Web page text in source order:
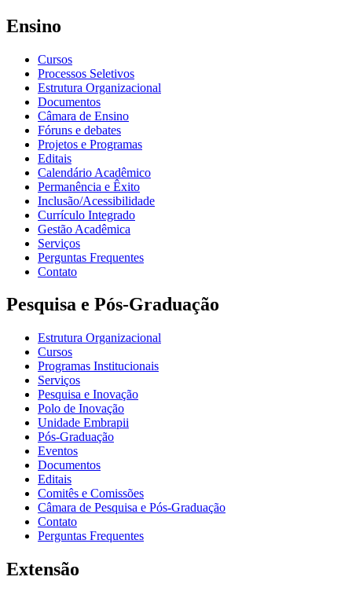
Ensino
Cursos
Processos Seletivos
Estrutura Organizacional
Documentos
Câmara de Ensino
Fóruns e debates
Projetos e Programas
Editais
Calendário Acadêmico
Permanência e Êxito
Inclusão/Acessibilidade
Currículo Integrado
Gestão Acadêmica
Serviços
Perguntas Frequentes
Contato
Pesquisa e Pós-Graduação
Estrutura Organizacional
Cursos
Programas Institucionais
Serviços
Pesquisa e Inovação
Polo de Inovação
Unidade Embrapii
Pós-Graduação
Eventos
Documentos
Editais
Comitês e Comissões
Câmara de Pesquisa e Pós-Graduação
Contato
Perguntas Frequentes
Extensão